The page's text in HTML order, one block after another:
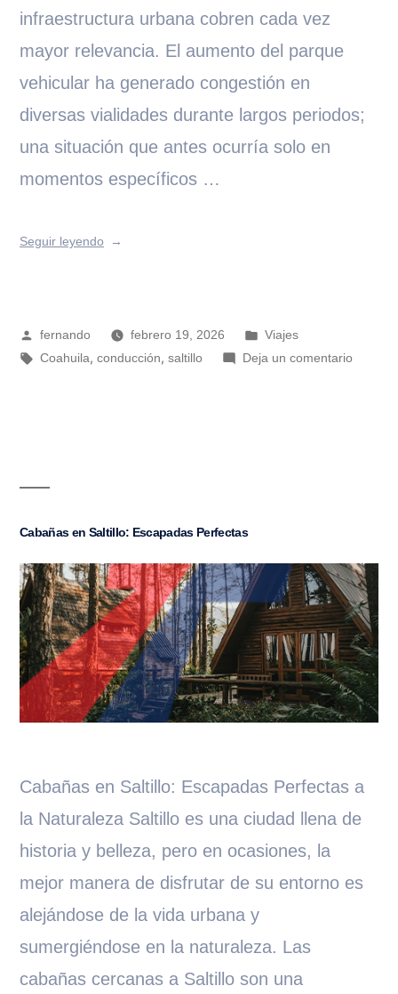
infraestructura urbana cobren cada vez
mayor relevancia. El aumento del parque
vehicular ha generado congestión en
diversas vialidades durante largos periodos;
una situación que antes ocurría solo en
momentos específicos …
Seguir leyendo
fernando febrero 19, 2026
Viajes
Coahuila,conducción,saltillo Deja un comentario
Cabañas en Saltillo: Escapadas Perfectas
Cabañas en Saltillo: Escapadas Perfectas a
la Naturaleza Saltillo es una ciudad llena de
historia y belleza, pero en ocasiones, la
mejor manera de disfrutar de su entorno es
alejándose de la vida urbana y
sumergiéndose en la naturaleza. Las
cabañas cercanas a Saltillo son una